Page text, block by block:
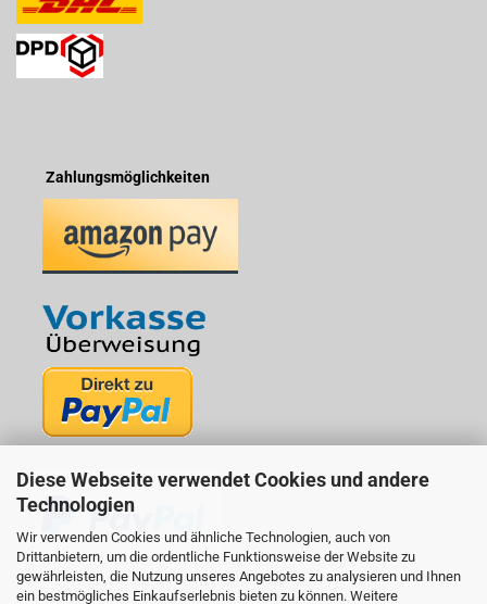
Diese Webseite verwendet Cookies und andere
Technologien
Wir verwenden Cookies und ähnliche Technologien, auch von
Drittanbietern, um die ordentliche Funktionsweise der Website zu
gewährleisten, die Nutzung unseres Angebotes zu analysieren und Ihnen
ein bestmögliches Einkaufserlebnis bieten zu können. Weitere
Zahlungsmöglichkeiten